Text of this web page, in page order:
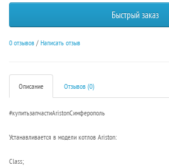
Быстрый заказ
0 отзывов / Написать отзыв
Описание Отзывов (0)
#купитьзапчастиAristonCимферополь
Устанавливается в модели котлов Ariston:
Class;